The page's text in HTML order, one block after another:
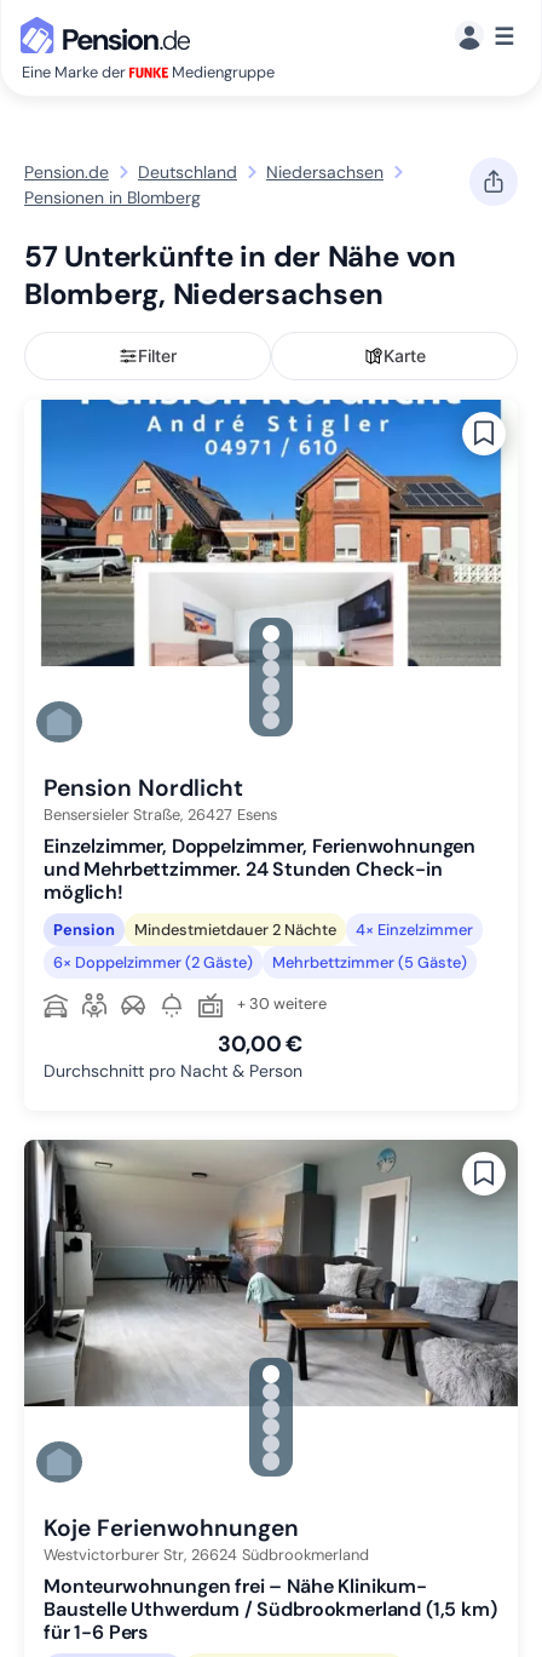
Eine Marke der Mediengruppe
☰
Pension.de Deutschland
Niedersachsen
Pensionen in Blomberg
57 Unterkünfte in der Nähe von
Blomberg, Niedersachsen
Filter Karte
gallery.slide_selector
Zu Slide 1 wechseln
Zu Slide 2 wechseln
Zu Slide 3 wechseln
Zu Slide 4 wechseln
Zu Slide 5 wechseln
Zu Slide 6 wechseln
Pension Nordlicht
Bensersieler Straße, 26427 Esens
Einzelzimmer, Doppelzimmer, Ferienwohnungen
und Mehrbettzimmer. 24 Stunden Check-in
möglich!
Pension Mindestmietdauer 2 Nächte
4× Einzelzimmer
6× Doppelzimmer (2 Gäste)
Mehrbettzimmer (5 Gäste)
+ 30 weitere
30,00 €
Durchschnitt pro Nacht & Person
gallery.slide_selector
Zu Slide 1 wechseln
Zu Slide 2 wechseln
Zu Slide 3 wechseln
Zu Slide 4 wechseln
Zu Slide 5 wechseln
Zu Slide 6 wechseln
Koje Ferienwohnungen
Westvictorburer Str, 26624 Südbrookmerland
Monteurwohnungen frei – Nähe Klinikum-
Baustelle Uthwerdum / Südbrookmerland (1,5 km)
für 1-6 Pers